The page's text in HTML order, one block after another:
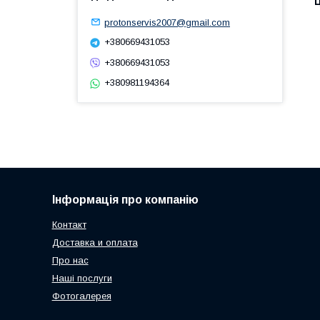
protonservis2007@gmail.com
+380669431053
+380669431053
+380981194364
Інформація про компанію
Контакт
Доставка и оплата
Про нас
Наші послуги
Фотогалерея